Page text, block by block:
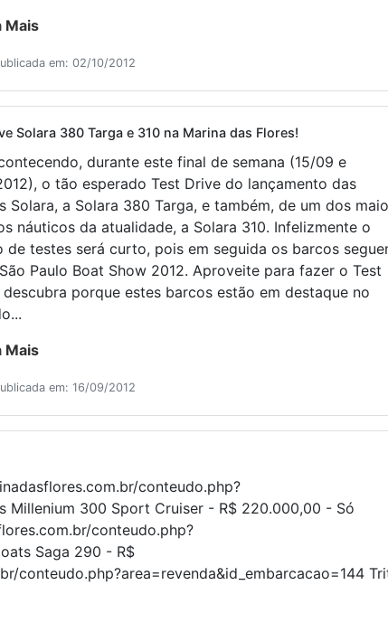
Mais
em: 02/10/2012
Solara 380 Targa e 310 na Marina das Flores!
durante este final de semana (15/09 e
o tão esperado Test Drive do lançamento das
Solara, a Solara 380 Targa, e também, de um dos
náuticos da atualidade, a Solara 310. Infelizmente o
de testes será curto, pois em seguida os barcos
Paulo Boat Show 2012. Aproveite para fazer o Test
descubra porque estes barcos estão em destaque no
Mais
em: 16/09/2012
conteudo.php?
Millenium 300 Sport Cruiser - R$ 220.000,00 - Só
conteudo.php?
Saga 290 - R$
conteudo.php?area=revenda&id_embarcacao=144